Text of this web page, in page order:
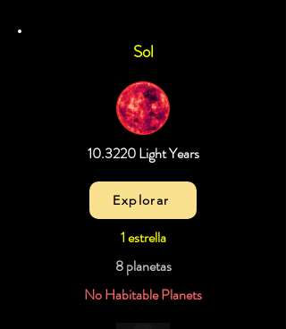
Sol
10.3220 Light Years
Explorar
1 estrella
8 planetas
No Habitable Planets